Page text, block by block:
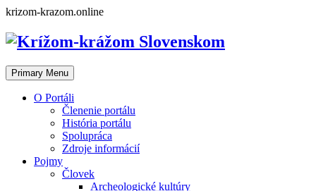
Skip
content
krizom-krazom.online
Primary Menu
O Portáli
Členenie portálu
História portálu
Spolupráca
Zdroje informácií
Pojmy
Človek
Archeologické kultúry